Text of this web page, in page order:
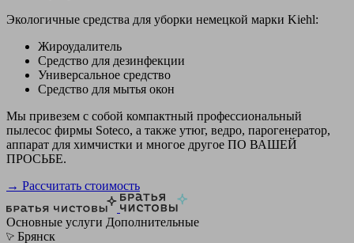
Экологичные средства для уборки немецкой марки Kiehl:
Жироудалитель
Средство для дезинфекции
Универсальное средство
Средство для мытья окон
Мы привезем с собой компактный профессиональный
пылесос фирмы Soteco, а также утюг, ведро, парогенератор,
аппарат для химчистки и многое другое ПО ВАШЕЙ
ПРОСЬБЕ.
→ Рассчитать стоимость
Основные услуги Дополнительные
Брянск